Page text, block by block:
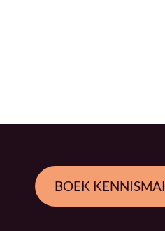
BOEK